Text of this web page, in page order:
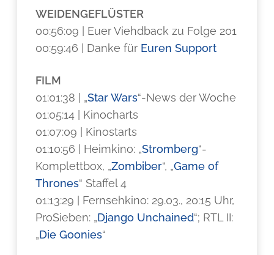
WEIDENGEFLÜSTER
00:56:09 | Euer Viehdback zu Folge 201
00:59:46 | Danke für Euren Support
FILM
01:01:38 | „Star Wars“-News der Woche
01:05:14 | Kinocharts
01:07:09 | Kinostarts
01:10:56 | Heimkino: „Stromberg“-
Komplettbox, „Zombiber“, „Game of
Thrones“ Staffel 4
01:13:29 | Fernsehkino: 29.03., 20:15 Uhr,
ProSieben: „Django Unchained“; RTL II:
„Die Goonies“